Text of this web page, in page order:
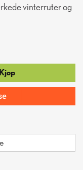
vinterruter og
Kjøp